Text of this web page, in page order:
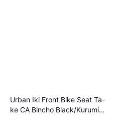
Urban Iki Front Bike Seat Ta-
ke CA Bincho Black/Kurumi